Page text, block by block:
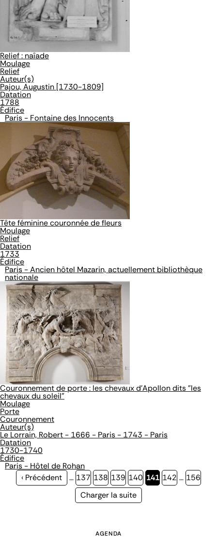
Relief : naîade
Moulage
Relief
Auteur(s)
Pajou, Augustin [1730-1809]
Datation
1788
Édifice
Paris - Fontaine des Innocents
Tête féminine couronnée de fleurs
Moulage
Relief
Datation
1733
Édifice
Paris - Ancien hôtel Mazarin, actuellement bibliothèque
nationale
Couronnement de porte : les chevaux d'Apollon dits "les
chevaux du soleil"
Moulage
Porte
Couronnement
Auteur(s)
Le Lorrain, Robert - 1666 - Paris - 1743 - Paris
Datation
1730-1740
Édifice
Paris - Hôtel de Rohan
Page
‹ Précédent … Page
137 Page
138 Page
139 Page
140 Page
141 Page
142 … Page
156
Page
Charger la suite
AGENDA